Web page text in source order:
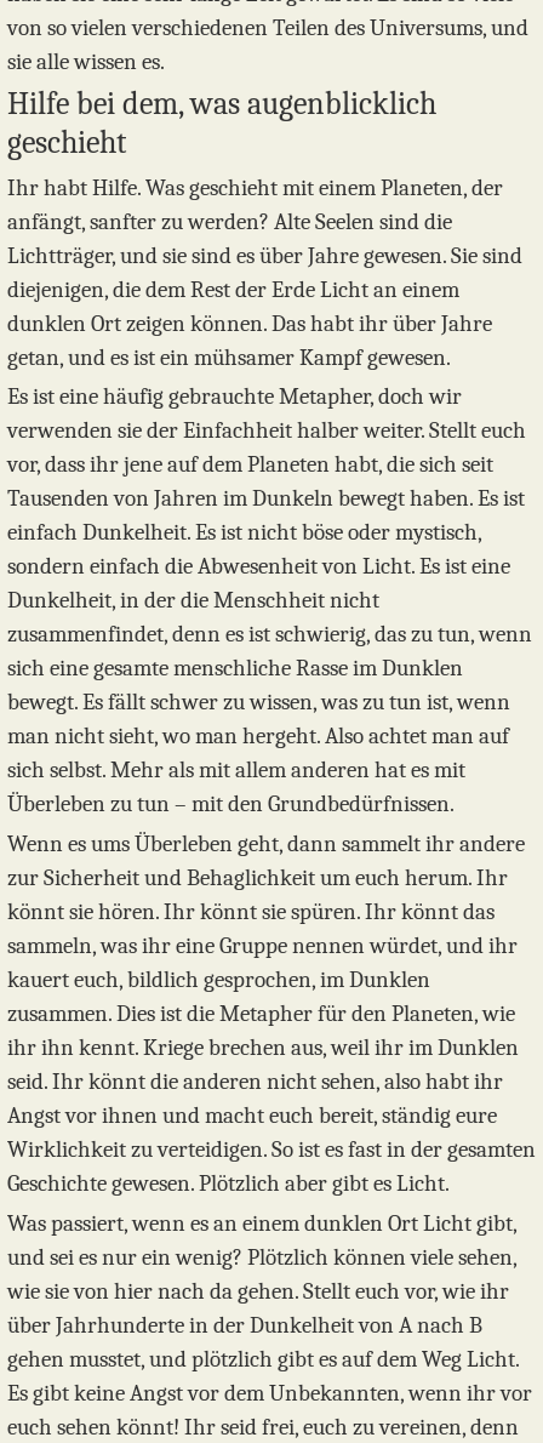
von so vielen verschiedenen Teilen des Universums, und
sie alle wissen es.
Hilfe bei dem, was augenblicklich
geschieht
Ihr habt Hilfe. Was geschieht mit einem Planeten, der
anfängt, sanfter zu werden? Alte Seelen sind die
Lichtträger, und sie sind es über Jahre gewesen. Sie sind
diejenigen, die dem Rest der Erde Licht an einem
dunklen Ort zeigen können. Das habt ihr über Jahre
getan, und es ist ein mühsamer Kampf gewesen.
Es ist eine häufig gebrauchte Metapher, doch wir
verwenden sie der Einfachheit halber weiter. Stellt euch
vor, dass ihr jene auf dem Planeten habt, die sich seit
Tausenden von Jahren im Dunkeln bewegt haben. Es ist
einfach Dunkelheit. Es ist nicht böse oder mystisch,
sondern einfach die Abwesenheit von Licht. Es ist eine
Dunkelheit, in der die Menschheit nicht
zusammenfindet, denn es ist schwierig, das zu tun, wenn
sich eine gesamte menschliche Rasse im Dunklen
bewegt. Es fällt schwer zu wissen, was zu tun ist, wenn
man nicht sieht, wo man hergeht. Also achtet man auf
sich selbst. Mehr als mit allem anderen hat es mit
Überleben zu tun – mit den Grundbedürfnissen.
Wenn es ums Überleben geht, dann sammelt ihr andere
zur Sicherheit und Behaglichkeit um euch herum. Ihr
könnt sie hören. Ihr könnt sie spüren. Ihr könnt das
sammeln, was ihr eine Gruppe nennen würdet, und ihr
kauert euch, bildlich gesprochen, im Dunklen
zusammen. Dies ist die Metapher für den Planeten, wie
ihr ihn kennt. Kriege brechen aus, weil ihr im Dunklen
seid. Ihr könnt die anderen nicht sehen, also habt ihr
Angst vor ihnen und macht euch bereit, ständig eure
Wirklichkeit zu verteidigen. So ist es fast in der gesamten
Geschichte gewesen. Plötzlich aber gibt es Licht.
Was passiert, wenn es an einem dunklen Ort Licht gibt,
und sei es nur ein wenig? Plötzlich können viele sehen,
wie sie von hier nach da gehen. Stellt euch vor, wie ihr
über Jahrhunderte in der Dunkelheit von A nach B
gehen musstet, und plötzlich gibt es auf dem Weg Licht.
Es gibt keine Angst vor dem Unbekannten, wenn ihr vor
euch sehen könnt! Ihr seid frei, euch zu vereinen, denn